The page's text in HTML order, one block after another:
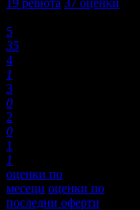
19 ревюта 37 оценки
5
35
4
1
3
0
2
0
1
1
оценки по
месеци оценки по
последни оферти